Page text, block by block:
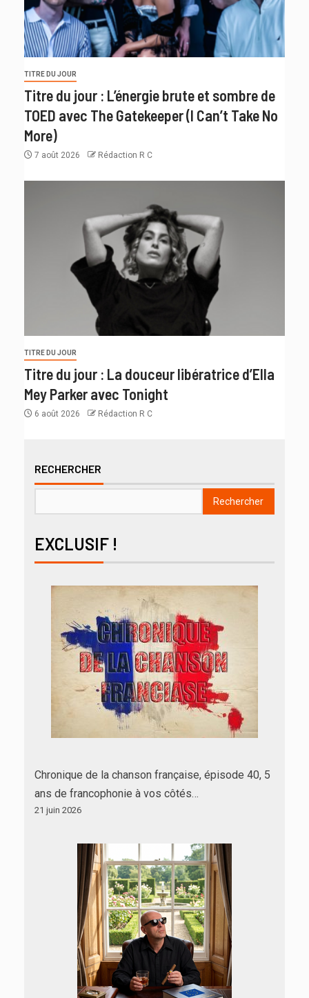
TITRE DU JOUR
Titre du jour : L’énergie brute et sombre de
TOED avec The Gatekeeper (I Can’t Take No
More)
7 août 2026 Rédaction R C
TITRE DU JOUR
Titre du jour : La douceur libératrice d’Ella
Mey Parker avec Tonight
6 août 2026 Rédaction R C
RECHERCHER
Rechercher
EXCLUSIF !
Chronique de la chanson française, épisode 40, 5
ans de francophonie à vos côtés…
21 juin 2026